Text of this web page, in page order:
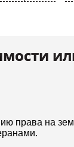
права на